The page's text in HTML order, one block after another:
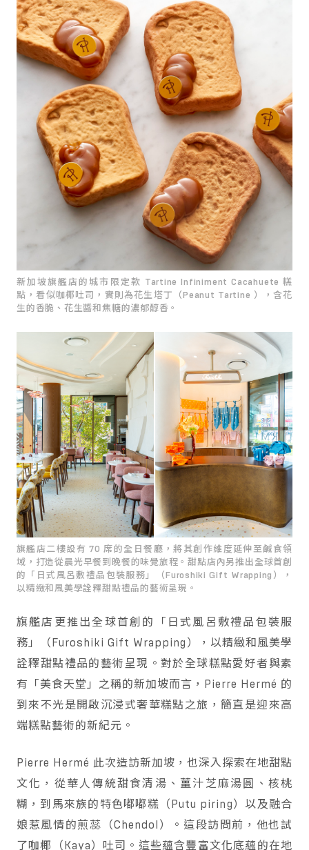
新加坡旗艦店的城市限定款 Tartine Infiniment Cacahuete 糕
點，看似咖椰吐司，實則為花生塔丁（Peanut Tartine ），含花
生的香脆、花生醬和焦糖的濃郁醇香。
旗艦店二樓設有 70 席的全日餐廳，將其創作維度延伸至鹹食領
域，打造從晨光早餐到晚餐的味覺旅程。甜點店內另推出全球首創
的「日式風呂敷禮品包裝服務」（Furoshiki Gift Wrapping），
以精緻和風美學詮釋甜點禮品的藝術呈現。
旗艦店更推出全球首創的「日式風呂敷禮品包裝服
務」（Furoshiki Gift Wrapping），以精緻和風美學
詮釋甜點禮品的藝術呈現。對於全球糕點愛好者與素
有「美食天堂」之稱的新加坡而言，Pierre Hermé 的
到來不光是開啟沉浸式奢華糕點之旅，簡直是迎來高
端糕點藝術的新紀元。
Pierre Hermé 此次造訪新加坡，也深入探索在地甜點
文化，從華人傳統甜食清湯、薑汁芝麻湯圓、核桃
糊，到馬來族的特色嘟嘟糕（Putu piring）以及融合
娘惹風情的煎蕊（Chendol）。這段訪問前，他也試
了咖椰（Kaya）吐司。這些蘊含豐富文化底蘊的在地